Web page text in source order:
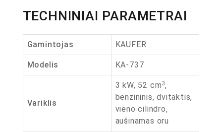
TECHNINIAI PARAMETRAI
Gamintojas KAUFER
Modelis KA-737
Variklis
3 kW, 52 cm3,
benzininis, dvitaktis,
vieno cilindro,
aušinamas oru